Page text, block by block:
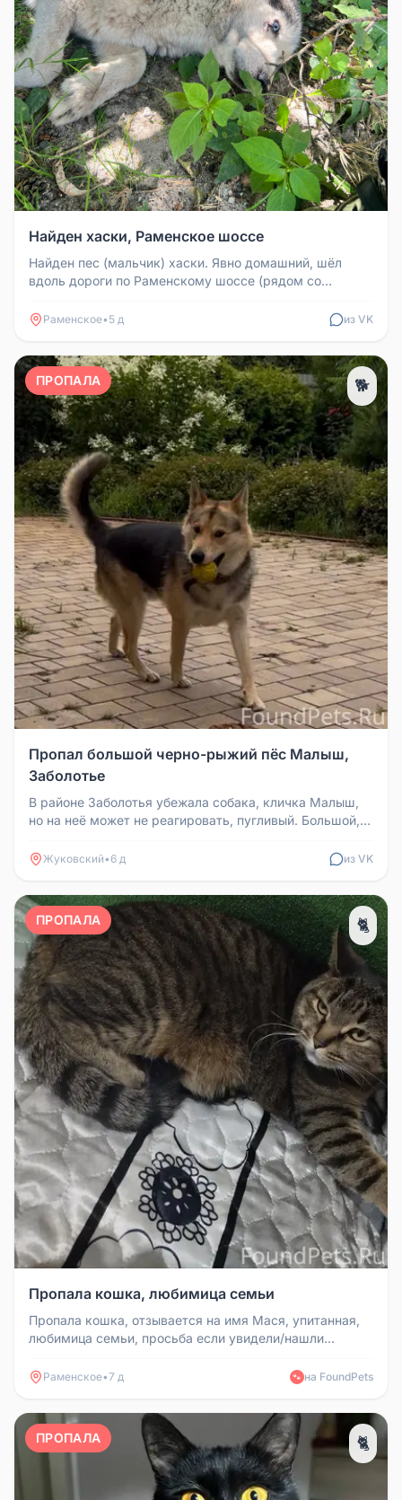
Найден хаски, Раменское шоссе
Найден пес (мальчик) хаски. Явно домашний, шёл
вдоль дороги по Раменскому шоссе (рядом со
Раменское• 5 д из VK
ПРОПАЛА 🐕
Пропал большой черно-рыжий пёс Малыш,
Заболотье
В районе Заболотья убежала собака, кличка Малыш,
но на неё может не реагировать, пугливый. Большой,
Жуковский•6 д из VK
ПРОПАЛА 🐈
Пропала кошка, любимица семьи
Пропала кошка, отзывается на имя Мася, упитанная,
любимица семьи, просьба если увидели/нашли
Раменское•7 д 🐾 на FoundPets
ПРОПАЛА 🐈